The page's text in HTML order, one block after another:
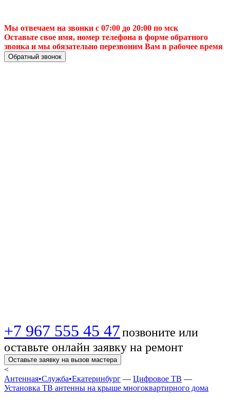
Мы отвечаем на звонки с 07:00 до 20:00 по мск
Оставьте свое имя, номер телефона в форме обратного
звонка и мы обязательно перезвоним Вам в рабочее время
Обратный звонок
+7 967 555 45 47позвоните или
оставьте онлайн заявку на ремонт
Оставьте заявку на вызов мастера
<
Антенная•Служба•Екатеринбург — Цифровое ТВ —
Установка ТВ антенны на крыше многоквартирного дома